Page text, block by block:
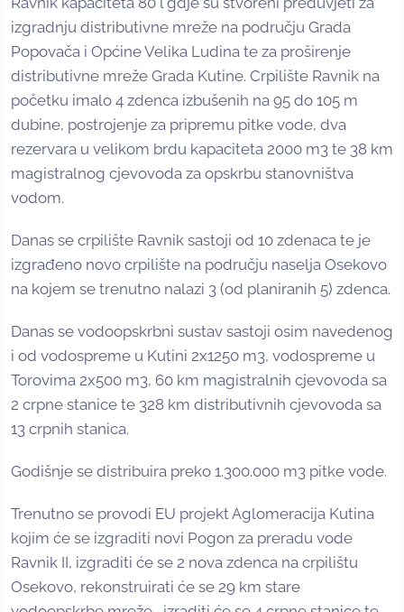
izgradnju distributivne mreže na području Grada
Popovača i Općine Velika Ludina te za proširenje
distributivne mreže Grada Kutine. Crpilište Ravnik na
početku imalo 4 zdenca izbušenih na 95 do 105 m
dubine, postrojenje za pripremu pitke vode, dva
rezervara u velikom brdu kapaciteta 2000 m3 te 38 km
magistralnog cjevovoda za opskrbu stanovništva
vodom.
Danas se crpilište Ravnik sastoji od 10 zdenaca te je
izgrađeno novo crpilište na području naselja Osekovo
na kojem se trenutno nalazi 3 (od planiranih 5) zdenca.
Danas se vodoopskrbni sustav sastoji osim navedenog
i od vodospreme u Kutini 2x1250 m3, vodospreme u
Torovima 2x500 m3, 60 km magistralnih cjevovoda sa
2 crpne stanice te 328 km distributivnih cjevovoda sa
13 crpnih stanica.
Godišnje se distribuira preko 1.300.000 m3 pitke vode.
Trenutno se provodi EU projekt Aglomeracija Kutina
kojim će se izgraditi novi Pogon za preradu vode
Ravnik II, izgraditi će se 2 nova zdenca na crpilištu
Osekovo, rekonstruirati će se 29 km stare